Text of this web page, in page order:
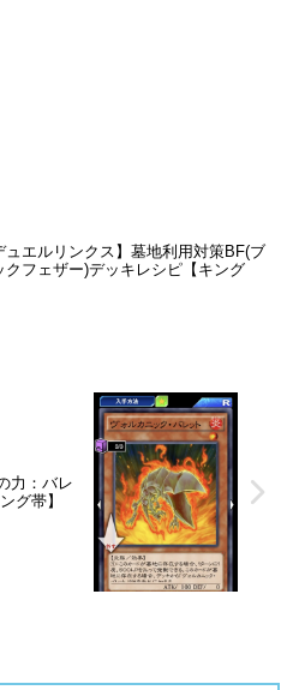
ュエルリンクス】墓地利用対策BF(ブ
クフェザー)デッキレシピ【キング
力：バレ
グ帯】